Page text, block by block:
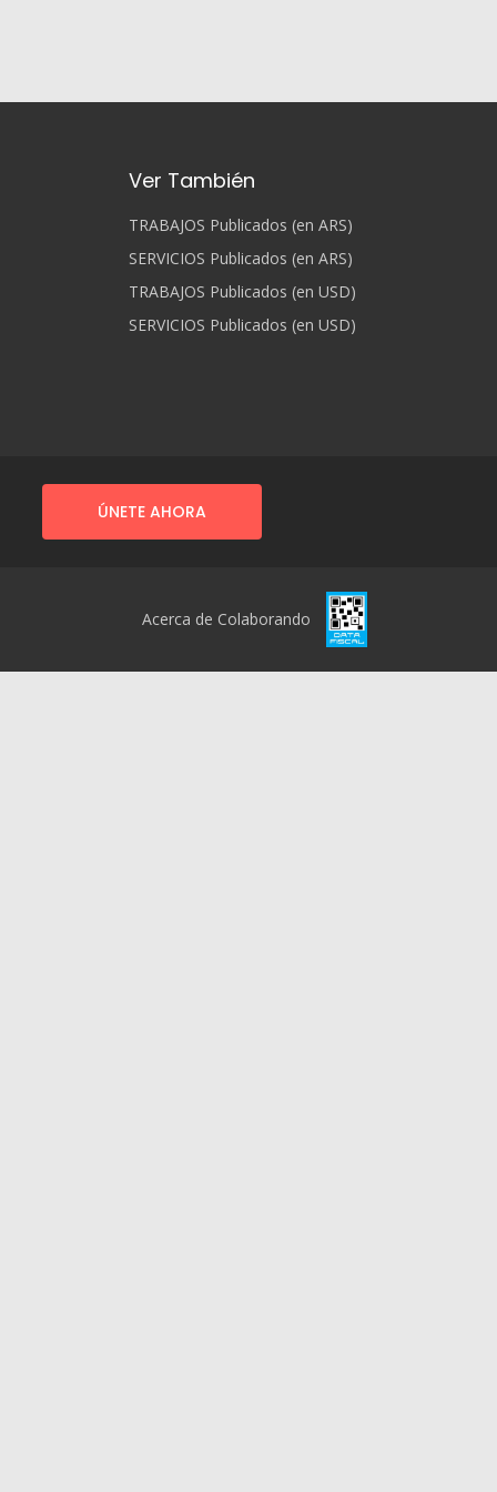
Ver También
TRABAJOS Publicados (en ARS)
SERVICIOS Publicados (en ARS)
TRABAJOS Publicados (en USD)
SERVICIOS Publicados (en USD)
ÚNETE AHORA
Acerca de Colaborando